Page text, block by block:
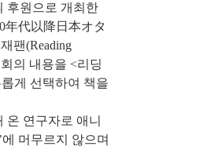
후원으로 개최한
年代以降日本オタ
팬(Reading
의 내용을 <리딩
게 선택하여 책을
온 연구자로 애니
머무르지 않으며